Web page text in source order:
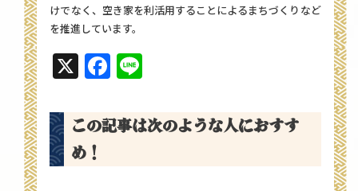
けでなく、空き家を利活用することによるまちづくりなど
を推進しています。
X Facebook
この記事は次のような人におすす
め！